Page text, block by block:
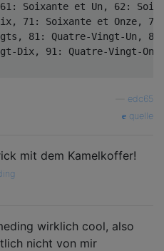
Soixante et Un, 62:
71: Soixante et Onze,
81: Quatre-Vingt-Un,
Dix, 91: Quatre-Vingt-
edc65
quelle
mit dem Kamelkoffer!
wirklich cool, also
nicht von mir